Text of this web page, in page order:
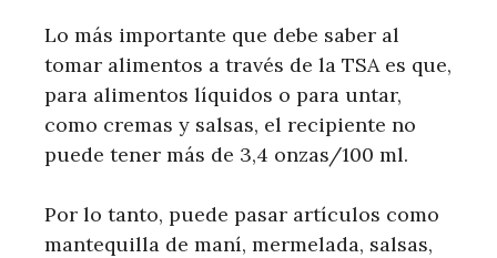
Lo más importante que debe saber al
tomar alimentos a través de la TSA es que,
para alimentos líquidos o para untar,
como cremas y salsas, el recipiente no
puede tener más de 3,4 onzas/100 ml.
Por lo tanto, puede pasar artículos como
mantequilla de maní, mermelada, salsas,